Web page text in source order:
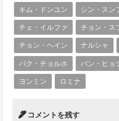
キム・ドンユン シン・スン
チェ・イルファ チョン・ス
チョン・ヘイン ナルシャ
パク・チョルホ パン・ヒョ
ヨンミン ロミナ
コメントを残す